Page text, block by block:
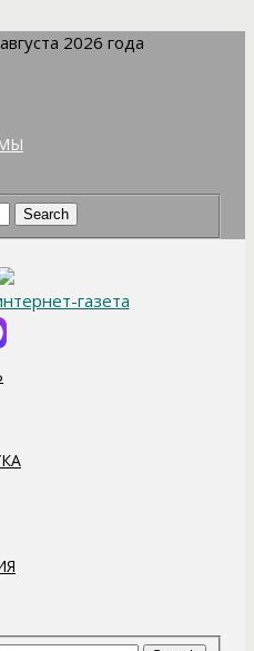
2026 года
газета